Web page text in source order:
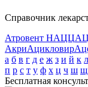
Справочник
Атровент НАЦЦ
АкриАцикловир
а б в г д е ж з и й к л
п р с т у ф х ц ч ш щ
Бесплатная